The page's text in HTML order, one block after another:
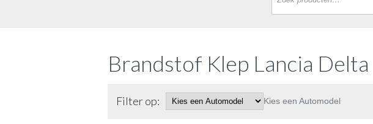
Brandstof Klep Lancia Delta
Filter op: Kies een Automodel